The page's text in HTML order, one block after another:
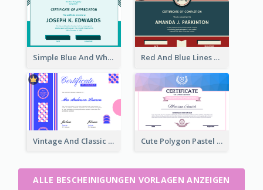
Simple Blue And White Rectangle Certificate Red And Blue Lines And Badge Completion Certificate
Vintage And Classic Vibrant Certificate Design Ideas Cute Polygon Pastel Color Certificate Design
ALLE BESCHEINIGUNGEN VORLAGEN ANZEIGEN